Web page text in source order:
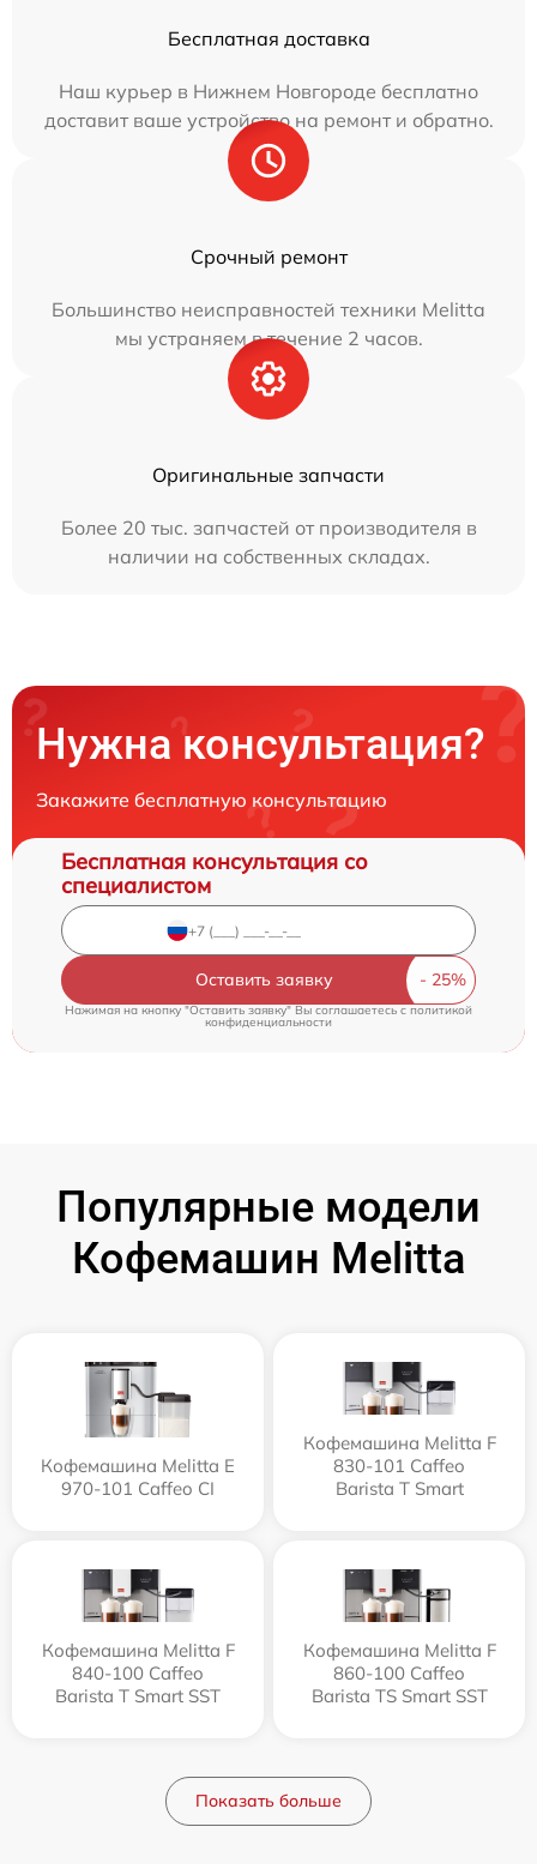
Бесплатная доставка
Наш курьер в Нижнем Новгороде бесплатно
доставит ваше устройство на ремонт и обратно.
Срочный ремонт
Большинство неисправностей техники Melitta
мы устраняем в течение 2 часов.
Оригинальные запчасти
Более 20 тыс. запчастей от производителя в
наличии на собственных складах.
Нужна консультация?
Закажите бесплатную консультацию
Бесплатная консультация со
специалистом
Оставить заявку
Нажимая на кнопку "Оставить заявку" Вы соглашаетесь cполитикой
конфиденциальности
Популярные модели
Кофемашин Melitta
Кофемашина Melitta Е
970-101 Caffeo CI
Кофемашина Melitta F
830-101 Caffeo
Barista T Smart
Кофемашина Melitta F
840-100 Caffeo
Barista T Smart SST
Кофемашина Melitta F
860-100 Caffeo
Barista TS Smart SST
Показать больше